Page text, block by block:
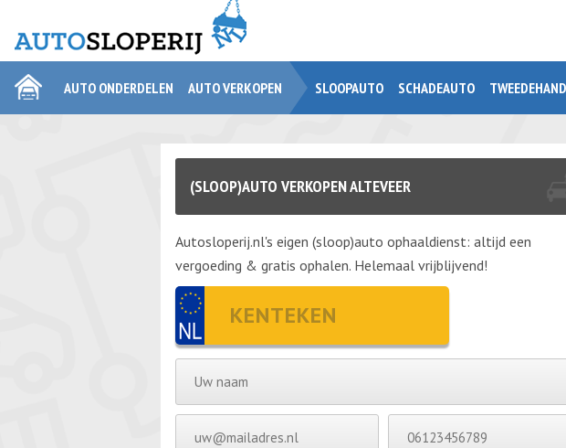
AUTO ONDERDELEN AUTO VERKOPEN SLOOPAUTO SCHADEAUTO
(SLOOP)AUTO VERKOPEN ALTEVEER
Autosloperij.nl's eigen (sloop)auto ophaaldienst: altijd een
vergoeding & gratis ophalen. Helemaal vrijblijvend!